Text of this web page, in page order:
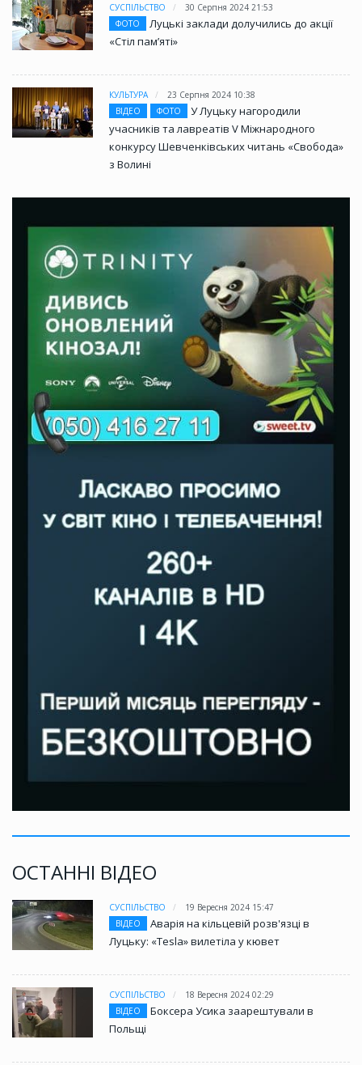
СУСПІЛЬСТВО
30 Серпня 2024 21:53
ФОТО
Луцькі заклади долучились до акції
«Стіл памʼяті»
КУЛЬТУРА
23 Серпня 2024 10:38
ВІДЕО
ФОТО
У Луцьку нагородили
учасників та лавреатів V Міжнародного
конкурсу Шевченківських читань «Свобода»
з Волині
ОСТАННІ ВІДЕО
СУСПІЛЬСТВО
19 Вересня 2024 15:47
ВІДЕО
Аварія на кільцевій розв'язці в
Луцьку: «Tesla» вилетіла у кювет
СУСПІЛЬСТВО
18 Вересня 2024 02:29
ВІДЕО
Боксера Усика заарештували в
Польщі